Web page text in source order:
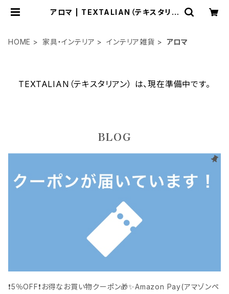
アロマ | TEXTALIAN（テキスタリア
HOME 家具・インテリア インテリア雑貨 アロマ
TEXTALIAN（テキスタリアン） は、現在準備中です。
BLOG
❗️5％OFF❗️お得なお買い物クーポン🎁️✨Amazon Pay(アマゾンペ